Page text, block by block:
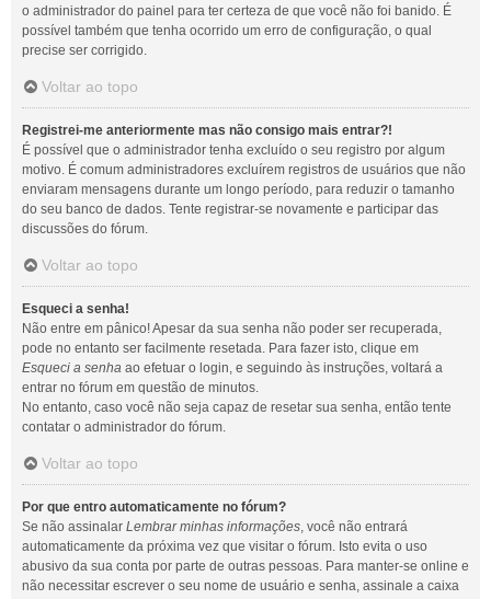
o administrador do painel para ter certeza de que você não foi banido. É
possível também que tenha ocorrido um erro de configuração, o qual
precise ser corrigido.
Voltar ao topo
Registrei-me anteriormente mas não consigo mais entrar?!
É possível que o administrador tenha excluído o seu registro por algum
motivo. É comum administradores excluírem registros de usuários que não
enviaram mensagens durante um longo período, para reduzir o tamanho
do seu banco de dados. Tente registrar-se novamente e participar das
discussões do fórum.
Voltar ao topo
Esqueci a senha!
Não entre em pânico! Apesar da sua senha não poder ser recuperada,
pode no entanto ser facilmente resetada. Para fazer isto, clique em
Esqueci a senha ao efetuar o login, e seguindo às instruções, voltará a
entrar no fórum em questão de minutos.
No entanto, caso você não seja capaz de resetar sua senha, então tente
contatar o administrador do fórum.
Voltar ao topo
Por que entro automaticamente no fórum?
Se não assinalar Lembrar minhas informações, você não entrará
automaticamente da próxima vez que visitar o fórum. Isto evita o uso
abusivo da sua conta por parte de outras pessoas. Para manter-se online e
não necessitar escrever o seu nome de usuário e senha, assinale a caixa